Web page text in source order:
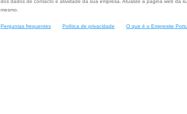
dos dados de contacto e atividade da sua empresa. Atualize a página web da
mesmo.
Perguntas frequentes Política de privacidade O que é o Empresite